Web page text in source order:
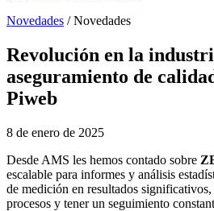
Novedades /Novedades
Revolución en la
aseguramiento de
Piweb
8 de enero de 2025
Desde AMS les hemos contado sobre
escalable para informes y análisis
de medición en resultados
procesos y tener un seguimiento